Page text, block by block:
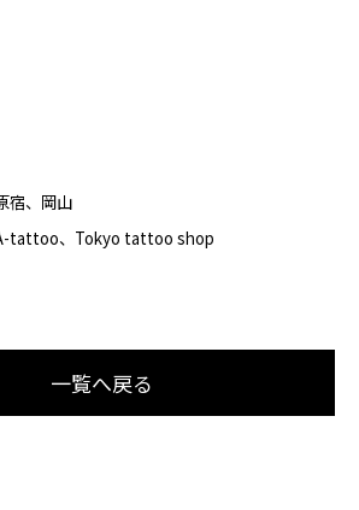
宿、岡山
tattoo、Tokyo tattoo shop
一覧へ戻る